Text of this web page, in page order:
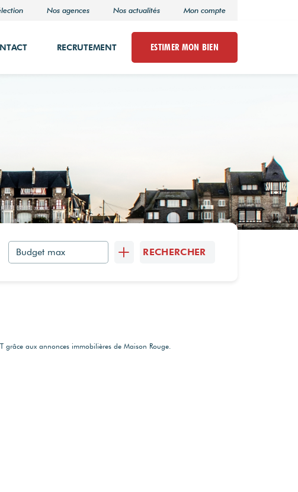
Nos agences Nos actualités Mon compte
RECRUTEMENT ESTIMER MON BIEN
RECHERCHER
grâce aux annonces immobilières de Maison Rouge.